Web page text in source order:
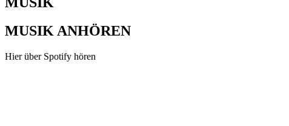
MUSIK ANHÖREN
Hier über Spotify hören